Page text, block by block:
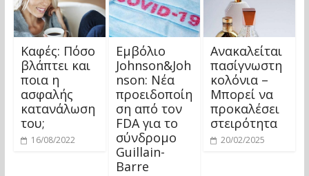
Καφές: Πόσο
βλάπτει και
ποια η
ασφαλής
κατανάλωση
του;
16/08/2022
Εμβόλιο
Johnson&Joh
nson: Νέα
προειδοποίη
ση από τον
FDA για το
σύνδρομο
Guillain-
Barre
Ανακαλείται
πασίγνωστη
κολόνια –
Μπορεί να
προκαλέσει
στειρότητα
20/02/2025